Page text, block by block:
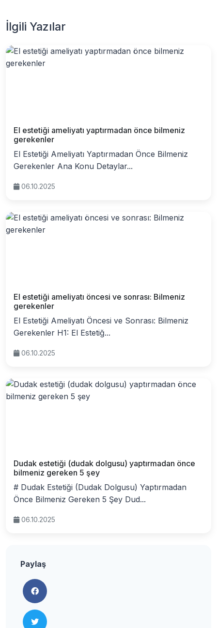
İlgili Yazılar
El estetiği ameliyatı yaptırmadan önce bilmeniz
gerekenler
El Estetiği Ameliyatı Yaptırmadan Önce Bilmeniz
Gerekenler Ana Konu Detaylar...
06.10.2025
El estetiği ameliyatı öncesi ve sonrası: Bilmeniz
gerekenler
El Estetiği Ameliyatı Öncesi ve Sonrası: Bilmeniz
Gerekenler H1: El Estetiğ...
06.10.2025
Dudak estetiği (dudak dolgusu) yaptırmadan önce
bilmeniz gereken 5 şey
# Dudak Estetiği (Dudak Dolgusu) Yaptırmadan
Önce Bilmeniz Gereken 5 Şey Dud...
06.10.2025
Paylaş